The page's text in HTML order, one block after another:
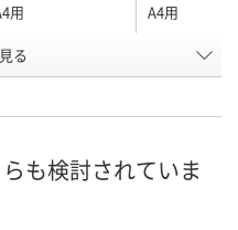
用 A4用
WPE1144
8月9日（日）
る
も検討されていま